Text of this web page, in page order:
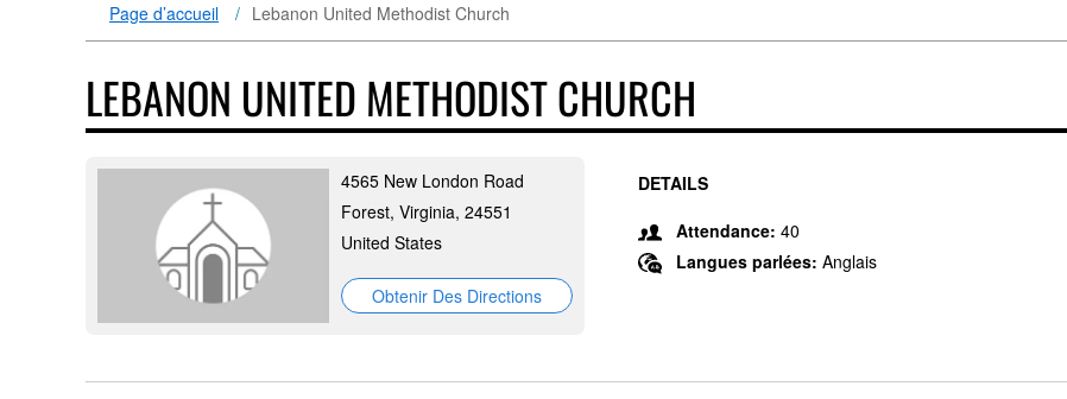
Page d’accueil Lebanon United Methodist Church
LEBANON UNITED METHODIST CHURCH
4565 New London Road
Forest, Virginia, 24551
United States
Obtenir Des Directions
DETAILS
Attendance: 40
Langues parlées: Anglais